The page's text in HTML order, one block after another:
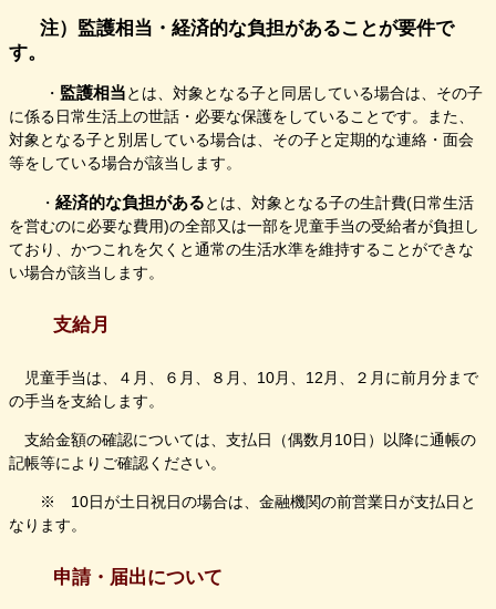
注）監護相当・経済的な負担があることが要件で
す。
・ 監護相当とは、 対象となる子と同居している場合は、その子
に係る日常生活上の世話・必要な保護をしていることです。また、
対象となる子と別居している場合は、その子と定期的な連絡・面会
等をしている場合が該当します。
・ 経済的な負担があるとは、 対象となる子の生計費(日常生活
を営むのに必要な費用)の全部又は一部を児童手当の受給者が負担し
ており、かつこれを欠くと通常の生活水準を維持することができな
い場合が該当します。​
支給月
児童手当は、４月、６月、８月、10月、12月、２月に前月分まで
の手当を支給します。
支給金額の確認については、支払日（偶数月10日）以降に通帳の
記帳等によりご確認ください。
※ 10日が土日祝日の場合は、金融機関の前営業日が支払日と
なります。
申請・届出について